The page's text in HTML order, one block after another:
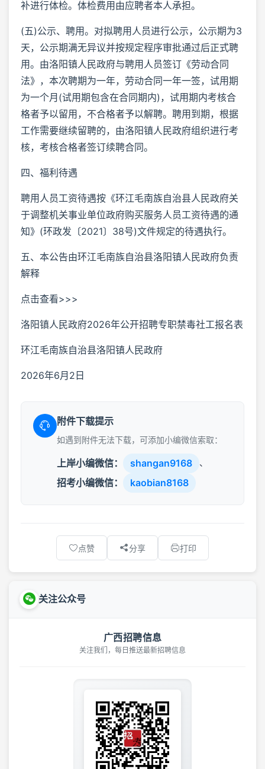
补进行体检。体检费用由应聘者本人承担。
(五)公示、聘用。对拟聘用人员进行公示，公示期为3
天，公示期满无异议并按规定程序审批通过后正式聘
用。由洛阳镇人民政府与聘用人员签订《劳动合同
法》，本次聘期为一年，劳动合同一年一签，试用期
为一个月(试用期包含在合同期内)，试用期内考核合
格者予以留用，不合格者予以解聘。聘用到期，根据
工作需要继续留聘的，由洛阳镇人民政府组织进行考
核，考核合格者签订续聘合同。
四、福利待遇
聘用人员工资待遇按《环江毛南族自治县人民政府关
于调整机关事业单位政府购买服务人员工资待遇的通
知》(环政发〔2021〕38号)文件规定的待遇执行。
五、本公告由环江毛南族自治县洛阳镇人民政府负责
解释
点击查看>>>
洛阳镇人民政府2026年公开招聘专职禁毒社工报名表
环江毛南族自治县洛阳镇人民政府
2026年6月2日
附件下载提示
如遇到附件无法下载，可添加小编微信索取：
上岸小编微信： shangan9168 、
招考小编微信： kaobian8168
点赞 分享 打印
关注公众号
广西招聘信息
关注我们，每日推送最新招聘信息